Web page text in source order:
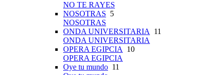
NO TE RAYES
NOSOTRAS 5
NOSOTRAS
ONDA UNIVERSITARIA 11
ONDA UNIVERSITARIA
OPERA EGIPCIA 10
OPERA EGIPCIA
Oye tu mundo 11